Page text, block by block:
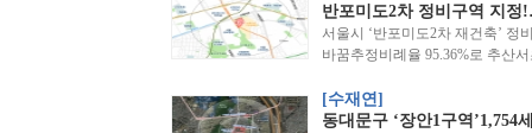
반포미도2차 정비구역 지
서울시 ‘반포미도2차 재건축’ 정
바꿈추정비례율 95.36%로 추산
[수재연]
동대문구 ‘장안1구역